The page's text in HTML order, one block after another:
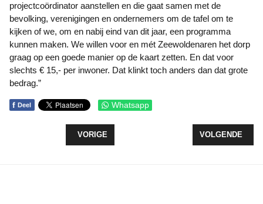
projectcoördinator aanstellen en die gaat samen met de
bevolking, verenigingen en ondernemers om de tafel om te
kijken of we, om en nabij eind van dit jaar, een programma
kunnen maken. We willen voor en mét Zeewoldenaren het dorp
graag op een goede manier op de kaart zetten. En dat voor
slechts € 15,- per inwoner. Dat klinkt toch anders dan dat grote
bedrag.”
f Deel Whatsapp
VORIG ARTIKEL: TIRADE SAMEE SABUR LEIDT
VORIGE VOLGENDE
VOLGENDE